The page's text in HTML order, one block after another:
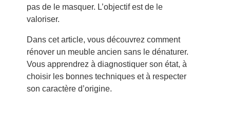
pas de le masquer. L’objectif est de le
valoriser.
Dans cet article, vous découvrez comment
rénover un meuble ancien sans le dénaturer.
Vous apprendrez à diagnostiquer son état, à
choisir les bonnes techniques et à respecter
son caractère d’origine.